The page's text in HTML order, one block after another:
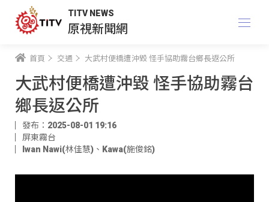
TITV NEWS
原視新聞網
首頁 交通 大武村便橋遭沖毀 怪手協助霧台鄉長返公所
大武村便橋遭沖毀 怪手協助霧台
鄉長返公所
發布：2025-08-01 19:16
屏東霧台
Iwan Nawi(林佳慧) 、 Kawa(施俊銘)